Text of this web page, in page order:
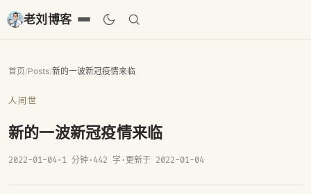
老刘博客
首页/Posts/新的一波新冠疫情来临
人间世
新的一波新冠疫情来临
2022-01-04· 1 分钟· 442 字 · 更新于 2022-01-04